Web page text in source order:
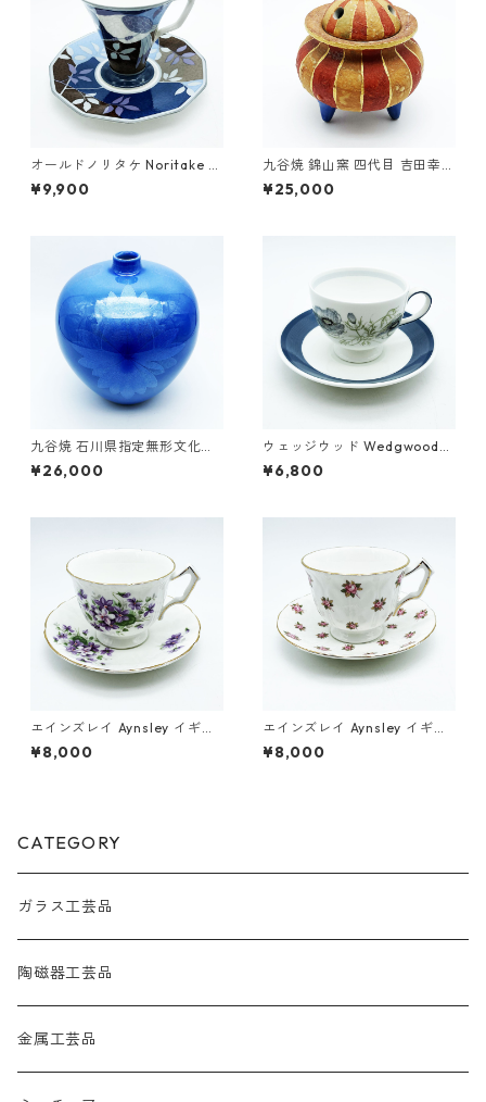
オールドノリタケ Noritake カ
ップ＆ソーサー 最高級シリー
ズ 花鳥模様 ヴィンテージ
¥9,900
九谷焼 錦山窯 四代目 吉田幸央
(父：人間国宝 吉田美統) 彩色
金彩 縞文 香炉 芸術品 作家物
¥25,000
九谷焼 石川県指定無形文化財
中田一於 淡青釉裏銀彩 花文 壷
花瓶 作家 17.5cm
¥26,000
ウェッジウッド Wedgwood
イギリス グレンミスト GLEN
MIST カップ＆ソーサー
¥6,800
エインズレイ Aynsley イギリ
ス カップ&ソーサー イングリ
ッシュバイオレット ヴィンテ
¥8,000
エインズレイ Aynsley イギリ
ス カップ&ソーサー ローズデ
ール ヴィンテージ
¥8,000
CATEGORY
ガラス工芸品
陶磁器工芸品
金属工芸品